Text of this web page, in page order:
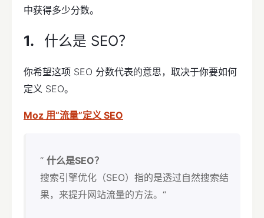
中获得多少分数。
什么是 SEO？
你希望这项 SEO 分数代表的意思，取决于你要如何
定义 SEO。
Moz 用“流量”定义 SEO
“ 什么是SEO？
搜索引擎优化（SEO）指的是透过自然搜索结
果，来提升网站流量的方法。“